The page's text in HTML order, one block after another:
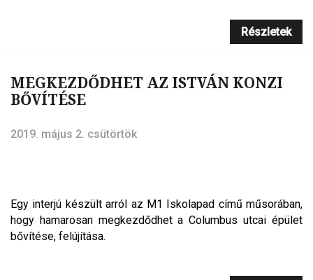
Részletek
MEGKEZDŐDHET AZ ISTVÁN KONZI
BŐVÍTÉSE
2019. május 2. csütörtök
Egy interjú készült arról az M1 Iskolapad című műsorában,
hogy hamarosan megkezdődhet a Columbus utcai épület
bővítése, felújítása.